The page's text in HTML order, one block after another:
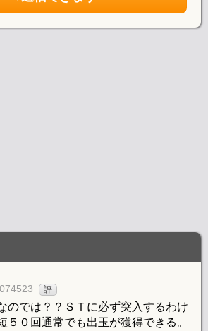
評
のでは？？ＳＴに必ず突入するわけ
５０回通常でも出玉が獲得できる。